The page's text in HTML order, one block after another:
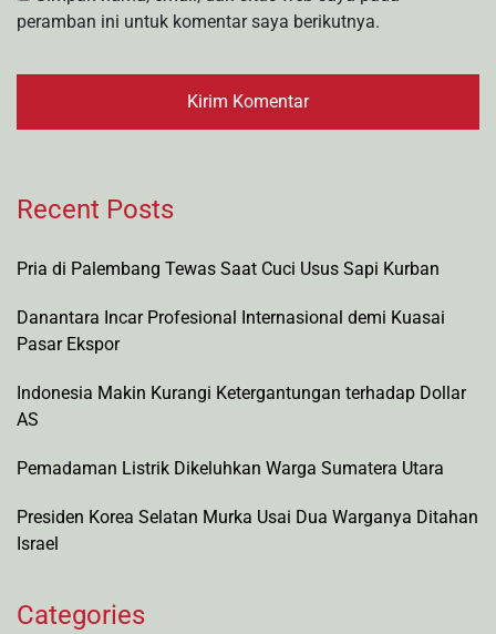
peramban ini untuk komentar saya berikutnya.
Recent Posts
Pria di Palembang Tewas Saat Cuci Usus Sapi Kurban
Danantara Incar Profesional Internasional demi Kuasai
Pasar Ekspor
Indonesia Makin Kurangi Ketergantungan terhadap Dollar
AS
Pemadaman Listrik Dikeluhkan Warga Sumatera Utara
Presiden Korea Selatan Murka Usai Dua Warganya Ditahan
Israel
Categories